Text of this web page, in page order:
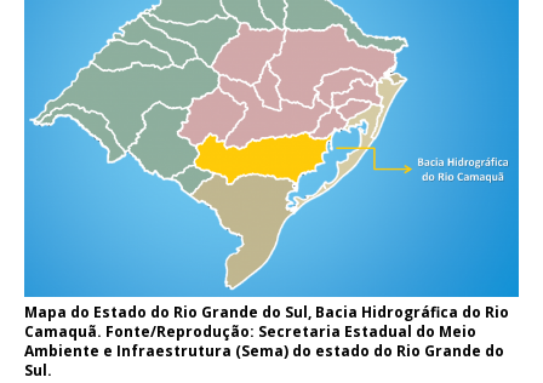
Mapa do Estado do Rio Grande do Sul, Bacia Hidrográfica do Rio
Camaquã. Fonte/Reprodução: Secretaria Estadual do Meio
Ambiente e Infraestrutura (Sema) do estado do Rio Grande do
Sul.